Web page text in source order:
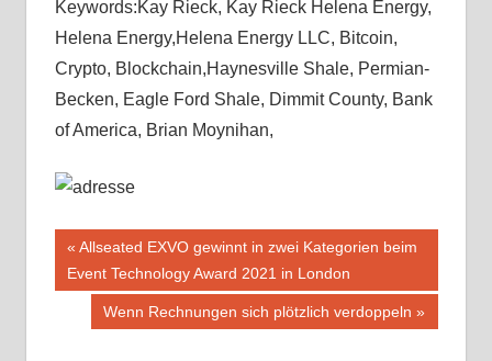
Keywords:Kay Rieck, Kay Rieck Helena Energy,
Helena Energy,Helena Energy LLC, Bitcoin,
Crypto, Blockchain,Haynesville Shale, Permian-
Becken, Eagle Ford Shale, Dimmit County, Bank
of America, Brian Moynihan,
Beitragsnavigation
Vorheriger
Beitrag:
Allseated EXVO gewinnt in zwei Kategorien beim
Event Technology Award 2021 in London
Nächster
Wenn Rechnungen sich plötzlich verdoppeln